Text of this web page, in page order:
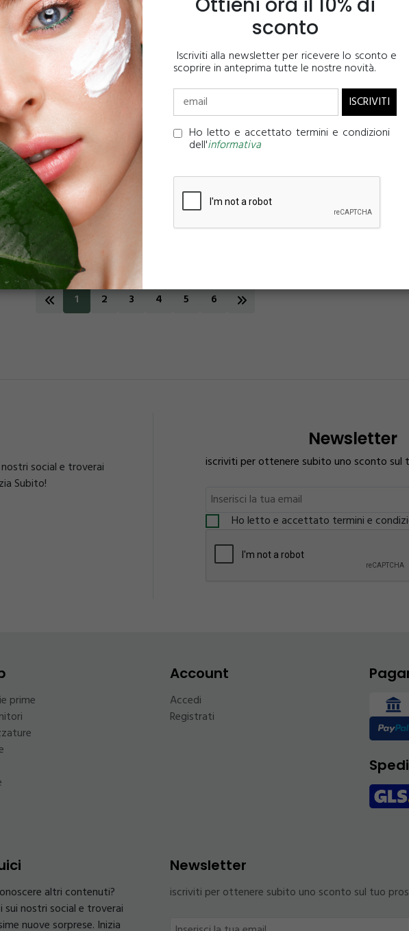
sconto
Iscriviti alla newsletter per ricevere lo sconto e
scoprire in anteprima tutte le nostre novità.
Ho letto e accettato termini e condizioni
dell'informativa
CLORURO PH. EUR.
7,41
10g 50g
CETIOL LC
4,76
10ml 50ml
1 2 3 4 5 6
social e troverai
Subito!
Newsletter
iscriviti per ottenere subito uno sconto sul
Ho letto e accettato termini e
prime
Account
Accedi
Registrati
altri contenuti?
sui nostri social e troverai
nuove sorprese. Inizia
Newsletter
iscriviti per ottenere subito uno sconto sul tuo